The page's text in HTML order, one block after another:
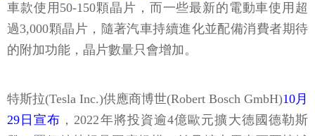
車款使用50-150顆晶片，而一些最新的電動車使用超
過3,000顆晶片，隨著汽車持續進化並配備消費者期待
的附加功能，晶片數量只會增加。
特斯拉(Tesla Inc.)供應商博世(Robert Bosch GmbH)10月
29日宣布 ，2022年將投資逾4億歐元擴大德國德勒斯